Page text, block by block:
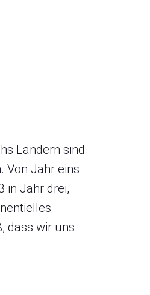
Ländern sind
Von Jahr eins
in Jahr drei,
dass wir uns